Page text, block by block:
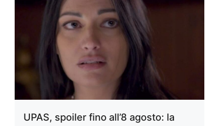
UPAS, spoiler fino all’8 agosto: la